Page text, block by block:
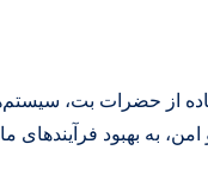
از حضرات بت،
به بهبود